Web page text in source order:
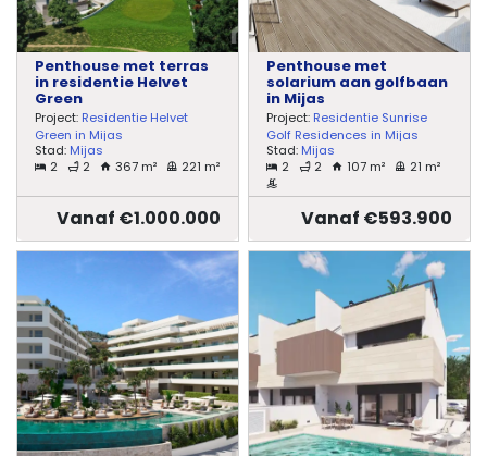
Penthouse met terras
in residentie Helvet
Green
Project: Residentie Helvet
Green in Mijas
Stad: Mijas
2
2 367 m² 221 m²
Vanaf €1.000.000
Penthouse met
solarium aan golfbaan
in Mijas
Project: Residentie Sunrise
Golf Residences in Mijas
Stad: Mijas
2
2 107 m² 21 m²
Vanaf €593.900